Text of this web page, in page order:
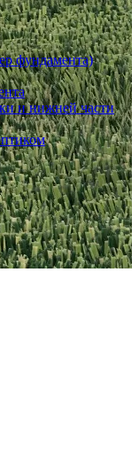
фундамента)
и нижней части